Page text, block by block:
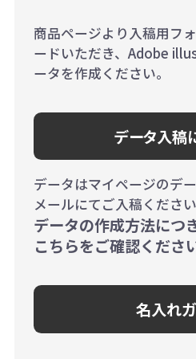
商品ページより入稿用フ
ードいただき、Adobe
ータを作成ください。
データ入稿
データはマイページのデ
メールにてご入稿ください
データの作成方法につ
こちらをご確認くださ
名入れ